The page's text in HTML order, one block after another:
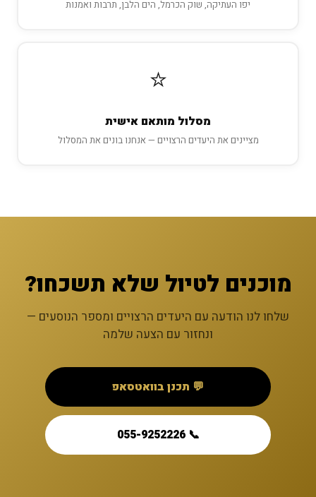
יפו העתיקה, שוק הכרמל, הים הלבן, תרבות ואמנות
⭐
מסלול מותאם אישית
מציינים את היעדים הרצויים — אנחנו בונים את המסלול
מוכנים לטיול שלא תשכחו?
שלחו לנו הודעה עם היעדים הרצויים ומספר הנוסעים —
ונחזור עם הצעה שלמה
💬 תכנן בוואטסאפ
📞 055-9252226